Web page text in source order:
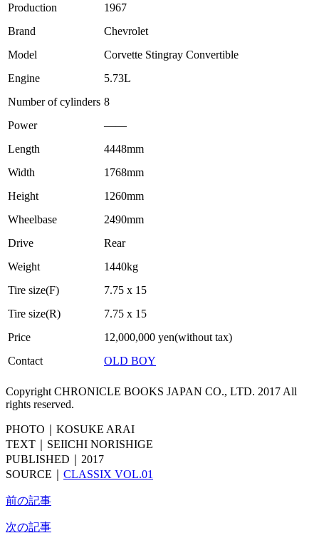
Production
1967
Brand
Chevrolet
Model
Corvette Stingray Convertible
Engine
5.73L
Number of cylinders 8
Power
——
Length
4448mm
Width
1768mm
Height
1260mm
Wheelbase
2490mm
Drive
Rear
Weight
1440kg
Tire size(F)
7.75 x 15
Tire size(R)
7.75 x 15
Price
12,000,000 yen(without tax)
Contact
OLD BOY
Copyright CHRONICLE BOOKS JAPAN CO., LTD. 2017 All
rights reserved.
PHOTO｜KOSUKE ARAI
TEXT｜SEIICHI NORISHIGE
PUBLISHED｜2017
SOURCE｜ CLASSIX VOL.01
前の記事
次の記事